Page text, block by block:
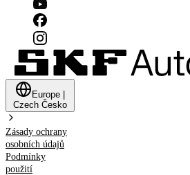
Europe
Czech Česko
Zásady ochrany
osobních údajů
Podmínky
použití